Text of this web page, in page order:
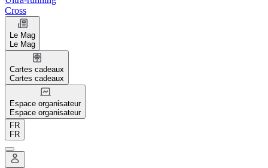
Cross
Le Mag
Le Mag
Cartes cadeaux
Cartes cadeaux
Espace organisateur
Espace organisateur
FR
FR